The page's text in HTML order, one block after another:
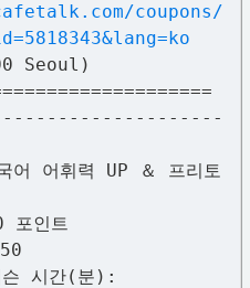
coupons/
Seoul)
어 어휘력 UP ＆ 프리토
포인트
슨 시간(분):